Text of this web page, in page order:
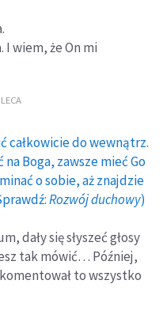
I wiem, że On mi
całkowicie do wewnątrz.
Boga, zawsze mieć Go
o sobie, aż znajdzie
Rozwój duchowy)
dały się słyszeć głosy
tak mówić… Później,
to wszystko